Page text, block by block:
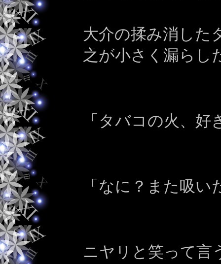
大介の揉み消した
之が小さく漏らし
「タバコの火、好
「なに？また吸
ニヤリと笑って言